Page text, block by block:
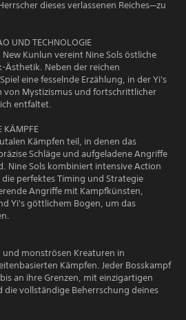
dieses verlassenen Reiches—zu
UND TECHNOLOGIE
Kunlun vereint Nine Sols östliche
Neben der reichen
eine fesselnde Erzählung, in der Yi's
von Mystizismus und fortschrittlicher
entfaltet.
KÄMPFE
Kämpfen teil, in denen das
Schläge und aufgeladene Angriffe
Nine Sols kombiniert intensive Action
perfektes Timing und Strategie
Angriffe mit Kampfkünsten,
Yi's göttlichem Bogen, um das
monströsen Kreaturen in
Kämpfen. Jeder Bosskampf
an ihre Grenzen, mit einzigartigen
die vollständige Beherrschung deines